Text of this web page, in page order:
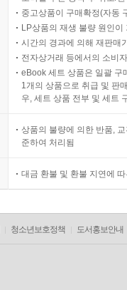
중고상품이 구매확정(자동
LP상품의 재생 불량 원인
시간의 경과에 의해 재판매
전자상거래 등에서의 소비
eBook 세트 상품은 일괄 구
1개의 상품으로 취급 및 판
우, 세트 상품 전부 및 세트
상품의 불량에 의한 반품,
준하여 처리됨
대금 환불 및 환불 지연에
청소년보호정책 도서홍보안내